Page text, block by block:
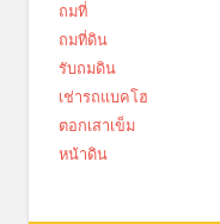
ถมที่
ถมที่ดิน
รับถมดิน
เช่ารถแบคโฮ
ตอกเสาเข็ม
หน้าดิน